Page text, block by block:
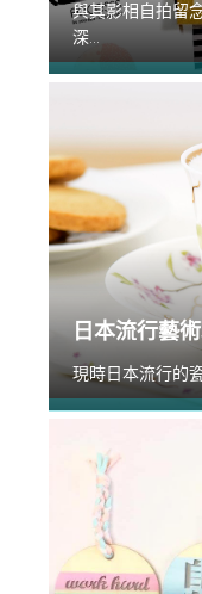
與其影相自拍留
深...
日本流行藝
現時日本流行的